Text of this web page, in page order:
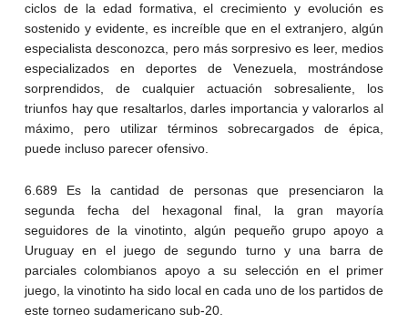
ciclos de la edad formativa, el crecimiento y evolución es
sostenido y evidente, es increíble que en el extranjero, algún
especialista desconozca, pero más sorpresivo es leer, medios
especializados en deportes de Venezuela, mostrándose
sorprendidos, de cualquier actuación sobresaliente, los
triunfos hay que resaltarlos, darles importancia y valorarlos al
máximo, pero utilizar términos sobrecargados de épica,
puede incluso parecer ofensivo.
6.689 Es la cantidad de personas que presenciaron la
segunda fecha del hexagonal final, la gran mayoría
seguidores de la vinotinto, algún pequeño grupo apoyo a
Uruguay en el juego de segundo turno y una barra de
parciales colombianos apoyo a su selección en el primer
juego, la vinotinto ha sido local en cada uno de los partidos de
este torneo sudamericano sub-20.